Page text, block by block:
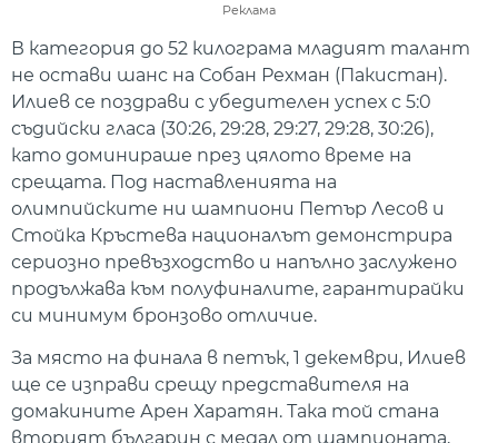
Реклама
В категория до 52 килограма младият талант
не остави шанс на Собан Рехман (Пакистан).
Илиев се поздрави с убедителен успех с 5:0
съдийски гласа (30:26, 29:28, 29:27, 29:28, 30:26),
като доминираше през цялото време на
срещата. Под наставленията на
олимпийските ни шампиони Петър Лесов и
Стойка Кръстева националът демонстрира
сериозно превъзходство и напълно заслужено
продължава към полуфиналите, гарантирайки
си минимум бронзово отличие.
За място на финала в петък, 1 декември, Илиев
ще се изправи срещу представителя на
домакините Арен Харатян. Така той стана
вторият българин с медал от шампионата,